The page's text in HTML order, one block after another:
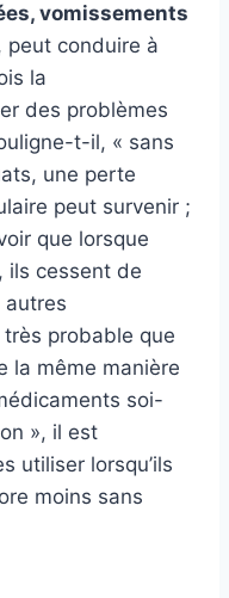
vomissements
peut conduire à
la
des problèmes
t-il, « sans
une perte
peut survenir ;
que lorsque
ils cessent de
autres
probable que
la même manière
soi-
», il est
utiliser lorsqu’ils
moins sans